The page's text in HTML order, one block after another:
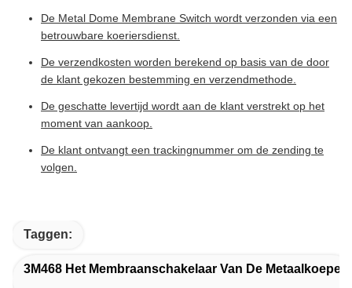
De Metal Dome Membrane Switch wordt verzonden via een
betrouwbare koeriersdienst.
De verzendkosten worden berekend op basis van de door
de klant gekozen bestemming en verzendmethode.
De geschatte levertijd wordt aan de klant verstrekt op het
moment van aankoop.
De klant ontvangt een trackingnummer om de zending te
volgen.
Taggen:
3M468 Het Membraanschakelaar Van De Metaalkoepel